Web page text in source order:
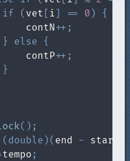
if
( vet i == 0 )
{
contN
++ ;
}
else
{
contP
++ ;
}
( ) ;
( double ) ( end - start
tempo ;